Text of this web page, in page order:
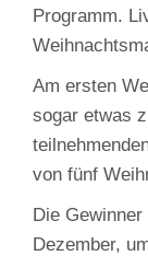
Programm.
Am ersten
sogar etwas
von fünf
Die
Dezember,